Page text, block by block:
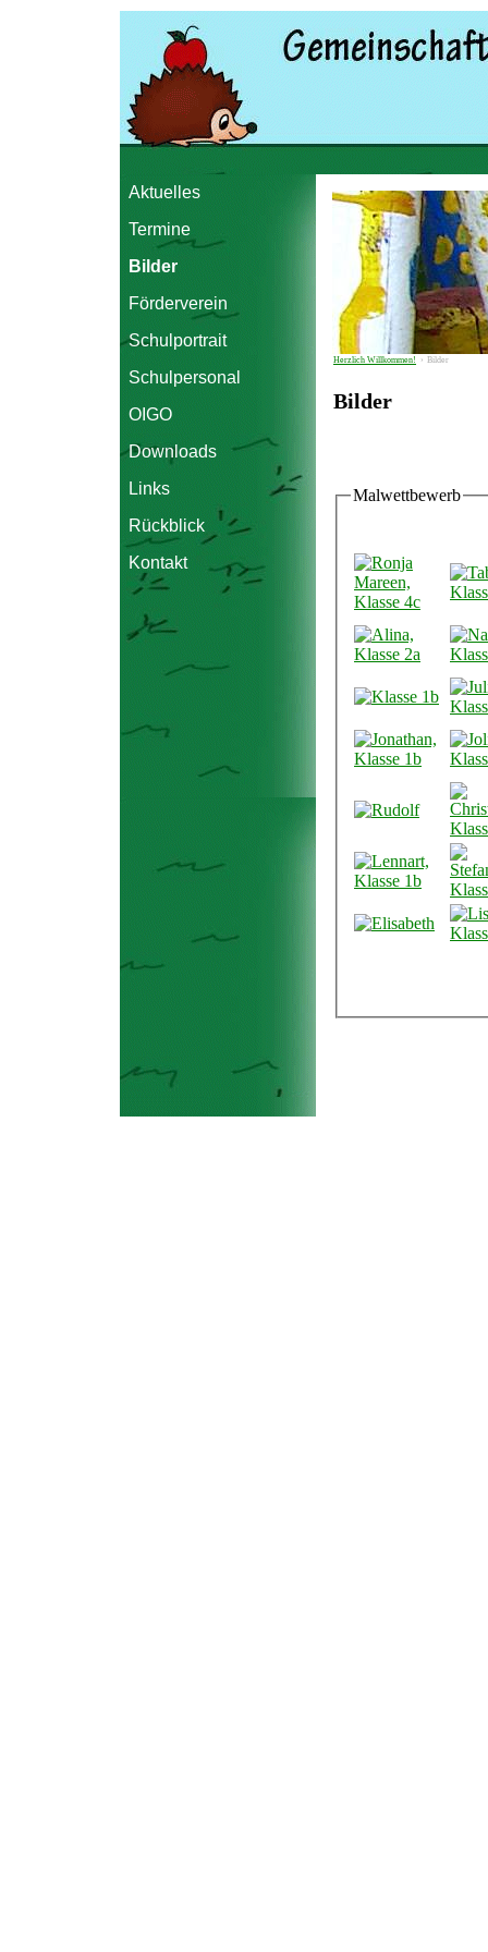
Aktuelles
Termine
Bilder
Förderverein
Schulportrait
Schulpersonal
OIGO
Downloads
Links
Rückblick
Kontakt
Herzlich Willkommen! › Bilder
Bilder
Malwettbewerb